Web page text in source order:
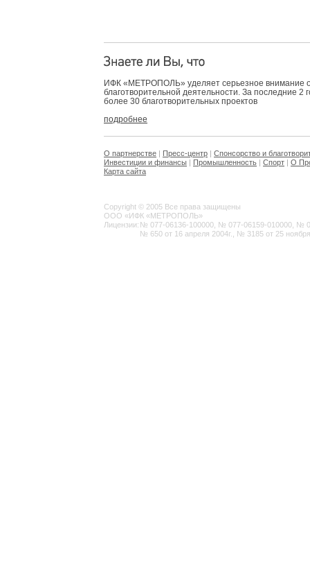
ИФК «МЕТРОПОЛЬ» уделяет серьезное внимание
благотворительной деятельности. За последние 2
более 30 благотворительных проектов
подробнее
О партнерстве | Пресс-центр | Спонсорство и
Инвестиции и финансы | Промышленность | Спорт | О
Карта сайта
Copyright © 2005 Все права защищены
ООО «ИФК «МЕТРОПОЛЬ»
Лицензии: № 077-06136-100000, № 077-06159-010000, №
№ 650 от 16 апреля 2004г., № 3185 от 25